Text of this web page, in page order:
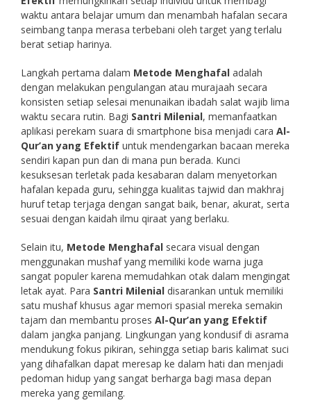
waktu antara belajar umum dan menambah hafalan secara
seimbang tanpa merasa terbebani oleh target yang terlalu
berat setiap harinya.
Langkah pertama dalam Metode Menghafal adalah
dengan melakukan pengulangan atau murajaah secara
konsisten setiap selesai menunaikan ibadah salat wajib lima
waktu secara rutin. Bagi Santri Milenial, memanfaatkan
aplikasi perekam suara di smartphone bisa menjadi cara Al-
Qur’an yang Efektif untuk mendengarkan bacaan mereka
sendiri kapan pun dan di mana pun berada. Kunci
kesuksesan terletak pada kesabaran dalam menyetorkan
hafalan kepada guru, sehingga kualitas tajwid dan makhraj
huruf tetap terjaga dengan sangat baik, benar, akurat, serta
sesuai dengan kaidah ilmu qiraat yang berlaku.
Selain itu, Metode Menghafal secara visual dengan
menggunakan mushaf yang memiliki kode warna juga
sangat populer karena memudahkan otak dalam mengingat
letak ayat. Para Santri Milenial disarankan untuk memiliki
satu mushaf khusus agar memori spasial mereka semakin
tajam dan membantu proses Al-Qur’an yang Efektif
dalam jangka panjang. Lingkungan yang kondusif di asrama
mendukung fokus pikiran, sehingga setiap baris kalimat suci
yang dihafalkan dapat meresap ke dalam hati dan menjadi
pedoman hidup yang sangat berharga bagi masa depan
mereka yang gemilang.